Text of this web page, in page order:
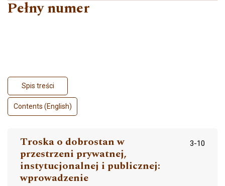
Pełny numer
Spis treści
Contents (English)
Troska o dobrostan w
przestrzeni prywatnej,
instytucjonalnej i publicznej:
wprowadzenie
3-10